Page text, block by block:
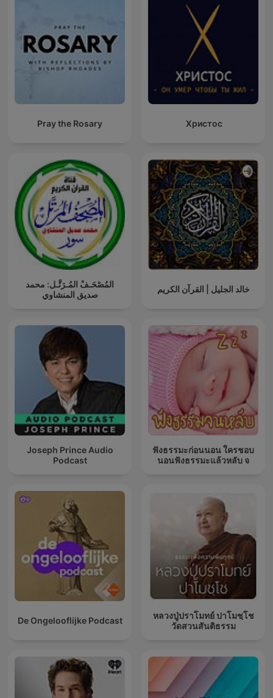
Pray the Rosary Христос
المُصْحَـفْ المُـرَتَّـل: محمد
صديق المنشاوي
خالد الجليل | القرآن الكريم
Joseph Prince Audio
Podcast
ฟังธรรมะก่อนนอน ใครชอบ
นอนฟังธรรมะแล้วหลับ จ
De Ongelooflijke Podcast
หลวงปู่ปราโมทย์ ปาโมชฺโช
วัดสวนสันติธรรม